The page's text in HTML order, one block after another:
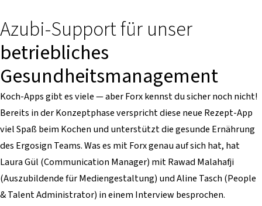
Azubi-Support für unser
betriebliches
Gesundheitsmanagement
Koch-Apps gibt es viele — aber Forx kennst du sicher noch nicht!
Bereits in der Konzeptphase verspricht diese neue Rezept-App
viel Spaß beim Kochen und unterstützt die gesunde Ernährung
des Ergosign Teams. Was es mit Forx genau auf sich hat, hat
Laura Gül (Communication Manager) mit Rawad Malahafji
(Auszubildende für Mediengestaltung) und Aline Tasch (People
& Talent Administrator) in einem Interview besprochen.